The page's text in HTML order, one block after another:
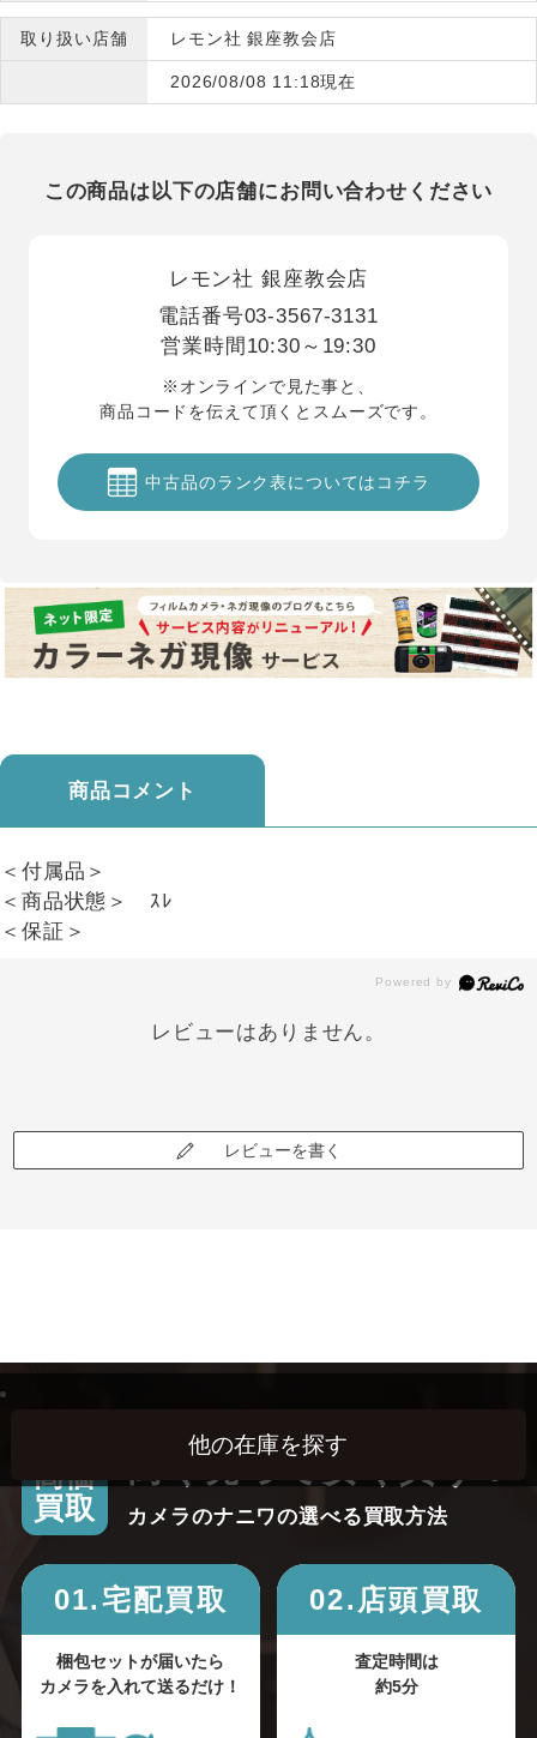
取り扱い店舗 レモン社 銀座教会店
2026/08/08 11:18現在
この商品は以下の店舗にお問い合わせください
レモン社 銀座教会店
電話番号03-3567-3131
営業時間 10:30～19:30
※オンラインで見た事と、
商品コードを伝えて頂くとスムーズです。
中古品のランク表についてはコチラ
商品コメント
＜付属品＞
＜商品状態＞ ｽﾚ
＜保証＞
レビューはありません。
レビューを書く
高価
買取
高く売って安く買う！
カメラのナニワの選べる買取方法
01.宅配買取
梱包セットが届いたら
カメラを入れて送るだけ！
02.店頭買取
査定時間は
約5分